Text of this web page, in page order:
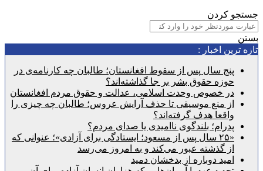
کردن
اخبار :
پنج سال پس از سقوط افغانستان؛ طالبان چه کارنامه‌ی در
حوزه حقوق بشر بر جا گذاشته‌اند؟
در خصوص وحدت اسلامی، عدالت و حقوق مردم افغانستان
از منع موسیقی تا حذف آرایش عروس؛ طالبان چه چیزی را
واقعا هدف گرفته‌اند؟
پدرام؛ بلندگوی ناامیدی یا صدای مردم؟
«۲۵ سال پس از مسعود؛ ایستادگی برای آزادی»؛ عنوانی که
از گذشته عبور می‌کند و به امروز می‌رسد
امید دوباره از بدخشان دمید